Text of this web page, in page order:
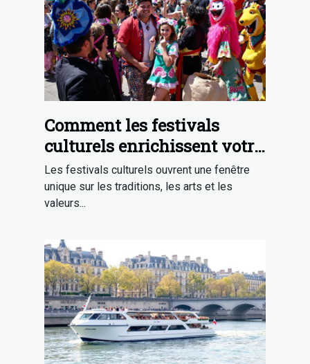
Comment les festivals
culturels enrichissent votre
expérience de voyage ?
Les festivals culturels ouvrent une fenêtre
unique sur les traditions, les arts et les
valeurs...